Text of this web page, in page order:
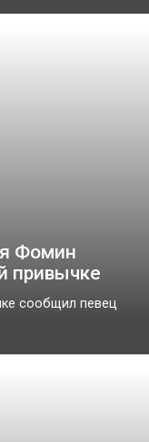
Фомин
привычке
сообщил певец